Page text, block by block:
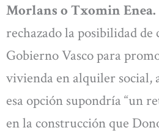
Morlans o Txomin Enea.
rechazado la posibilidad de
Gobierno Vasco para
vivienda en alquiler social,
esa opción supondría “un
en la construcción que